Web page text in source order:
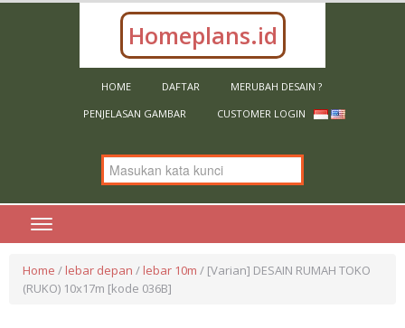
Homeplans.id
HOME DAFTAR
MERUBAH DESAIN ?
PENJELASAN GAMBAR
CUSTOMER LOGIN
Home / lebar depan / lebar 10m / [Varian] DESAIN RUMAH TOKO
(RUKO) 10x17m [kode 036B]
belanja.